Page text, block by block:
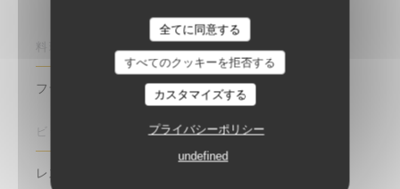
全てに同意する
すべてのクッキーを拒否する
カスタマイズする
プライバシーポリシー
undefined
料理
フランスの伝統的な再訪
ビジネスタイプ
レストラン
Le Sale Gosse